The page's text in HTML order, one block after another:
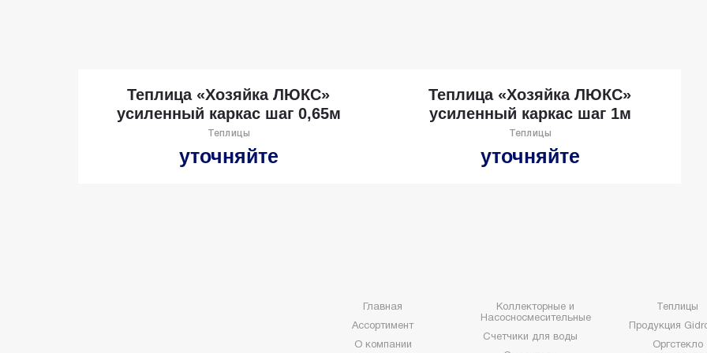
Теплица «Хозяйка ЛЮКС»
усиленный каркас шаг 0,65м
Теплицы
уточняйте
Теплица «Хозяйка ЛЮКС»
усиленный каркас шаг 1м
Теплицы
уточняйте
Главная
Ассортимент
О компании
Коллекторные и
Насосносмесительные
Счетчики для воды
Теплицы
Продукция
Оргстекло